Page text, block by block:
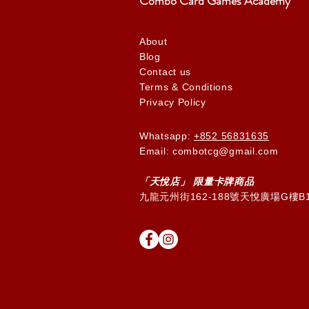
About
Blog
Contact us
Terms & Conditions
Privacy Policy
Whatsapp: +852 56831635
Email: combotcg@gmail.com
「天悅店」 限量卡牌商品
九龍元州街162-188號天悅廣場G樓